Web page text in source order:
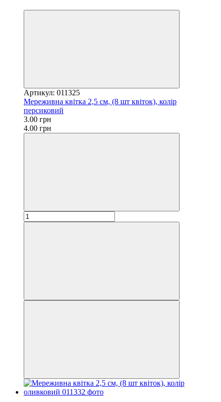
Артикул: 011325
Мереживна квітка 2,5 см, (8 шт квіток), колір
персиковий
3.00 грн
4.00 грн